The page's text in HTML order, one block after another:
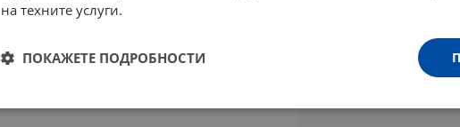
на техните услуги.
ПОКАЖЕТЕ ПОДРОБНОСТИ